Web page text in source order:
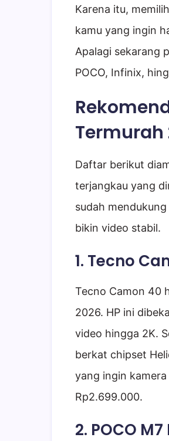
Karena itu,
kamu yang ingin
Apalagi sekarang
POCO, Infinix,
Termurah
Daftar berikut
terjangkau yang
sudah
bikin video stabil.
1. Tecno
Tecno Camon 40
2026. HP ini
video hingga 2K.
berkat chipset
yang ingin
Rp2.699.000.
2. POCO M7